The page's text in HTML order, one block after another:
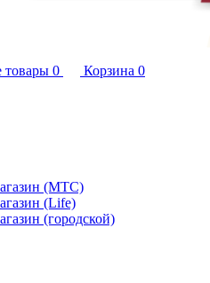
товары 0 Корзина 0
(МТС)
(Life)
(городской)